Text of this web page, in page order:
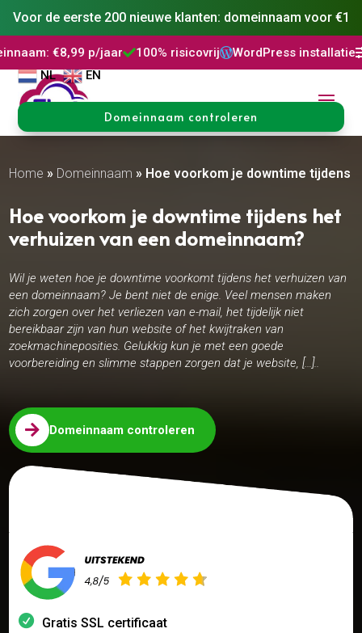
Voor de eerste 200 nieuwe klanten: domeinnaam voor €1
p/jaar100% risicovrij WordPress installatieDNS Beheer
NL EN
Domeinnaam controleren
Home » Domeinnaam » Hoe voorkom je downtime tijdens
Hoe voorkom je downtime tijdens het
verhuizen van een domeinnaam?
Wil je weten hoe je downtime voorkomt tijdens het verhuizen van
een domeinnaam? Je bent niet de enige. Veel mensen maken
zich zorgen over het verliezen van e-mail, het tijdelijk niet
bereikbaar zijn van hun website of het kwijtraken van
zoekmachineposities. Gelukkig kun je met een goede
voorbereiding en slimme stappen zorgen dat je website, […]..
 Domeinnaam controleren
Gratis SSL certificaat